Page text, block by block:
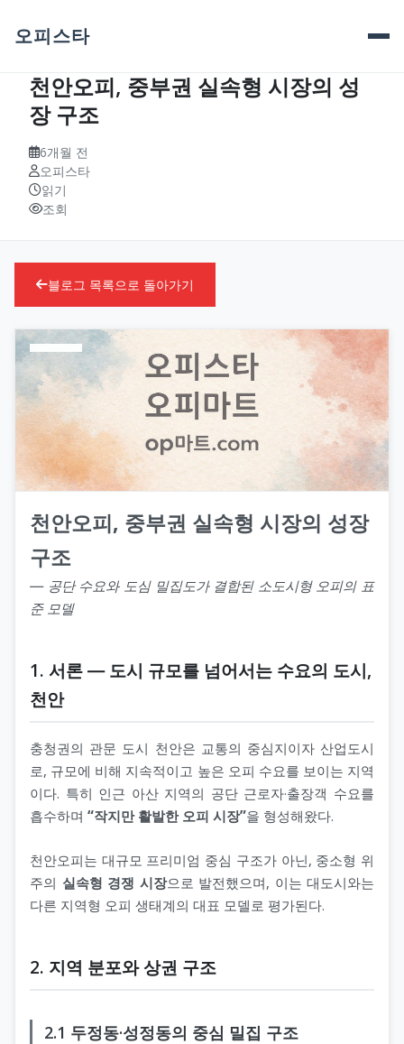
오피스타
천안오피, 중부권 실속형 시장의 성
장 구조
6개월 전
오피스타
읽기
조회
블로그 목록으로 돌아가기
천안오피, 중부권 실속형 시장의 성장
구조
― 공단 수요와 도심 밀집도가 결합된 소도시형 오피의 표
준 모델
1. 서론 ― 도시 규모를 넘어서는 수요의 도시,
천안
충청권의 관문 도시 천안은 교통의 중심지이자 산업도시
로, 규모에 비해 지속적이고 높은 오피 수요를 보이는 지역
이다. 특히 인근 아산 지역의 공단 근로자·출장객 수요를
흡수하며 “작지만 활발한 오피 시장”을 형성해왔다.
천안오피는 대규모 프리미엄 중심 구조가 아닌, 중소형 위
주의 실속형 경쟁 시장으로 발전했으며, 이는 대도시와는
다른 지역형 오피 생태계의 대표 모델로 평가된다.
2. 지역 분포와 상권 구조
2.1 두정동·성정동의 중심 밀집 구조